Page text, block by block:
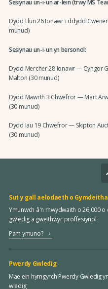
Sesiynau un-i-un ar-lein (trwy MS
Dydd Llun 26 Ionawr i ddydd
munud)
Sesiynau un-i-un yn bersonol:
Dydd Mercher 28 Ionawr — Cyngor
Malton (30 munud)
Dydd Mawrth 3 Chwefror — Mart
(30 munud)
Dydd Iau 19 Chwefror — Skipton
(30 munud)
Sut y gall aelodaeth o
Ymunwch â'n rhwydwaith o 26,000
gwledig a gweithwyr proffesiynol
Pam ymuno?
Pwerdy Gwledig
Mae ein hymgyrch Pwerdy Gwledig
wledig